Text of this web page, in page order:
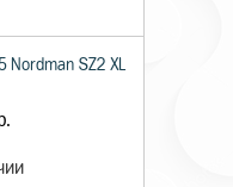
SZ2 XL